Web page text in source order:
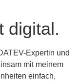
digital.
Expertin und
mit meinem
einfach,